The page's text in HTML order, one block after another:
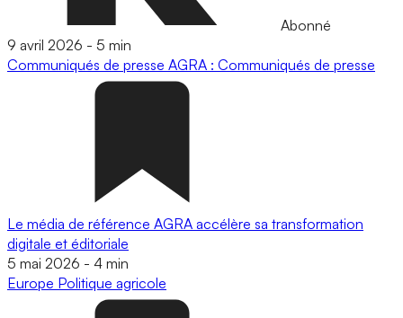
Abonné
9 avril 2026 - 5 min
Communiqués de presse AGRA : Communiqués de presse
Le média de référence AGRA accélère sa transformation
digitale et éditoriale
5 mai 2026 - 4 min
Europe Politique agricole